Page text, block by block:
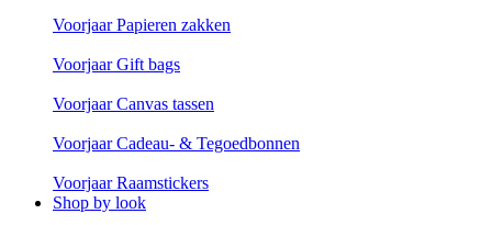
Voorjaar Papieren zakken
Voorjaar Gift bags
Voorjaar Canvas tassen
Voorjaar Cadeau- & Tegoedbonnen
Voorjaar Raamstickers
Shop by look